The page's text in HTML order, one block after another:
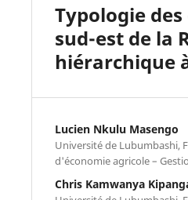
Typologie
sud-est de la
hiérarchique
Lucien Nkulu Masengo
Université de Lubumbashi,
d'économie agricole –
Chris Kamwanya